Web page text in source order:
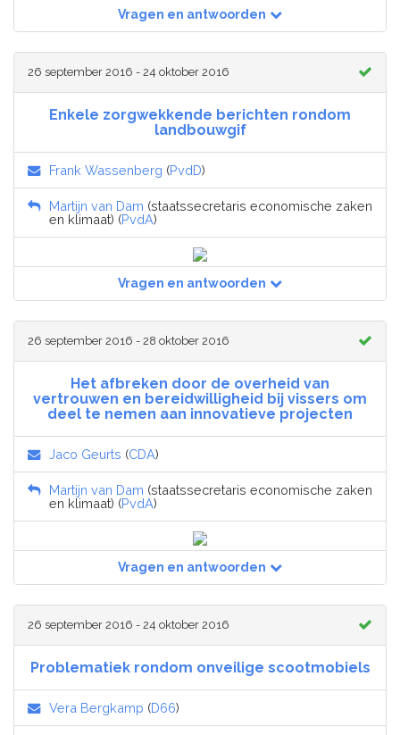
Vragen en antwoorden
26 september 2016 - 24 oktober 2016
Enkele zorgwekkende berichten rondom
landbouwgif
Frank Wassenberg (PvdD)
Martijn van Dam (staatssecretaris economische zaken
en klimaat) (PvdA)
Vragen en antwoorden
26 september 2016 - 28 oktober 2016
Het afbreken door de overheid van
vertrouwen en bereidwilligheid bij vissers om
deel te nemen aan innovatieve projecten
Jaco Geurts (CDA)
Martijn van Dam (staatssecretaris economische zaken
en klimaat) (PvdA)
Vragen en antwoorden
26 september 2016 - 24 oktober 2016
Problematiek rondom onveilige scootmobiels
Vera Bergkamp (D66)